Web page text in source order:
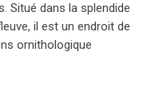
Situé dans la splendide
il est un endroit de
ornithologique